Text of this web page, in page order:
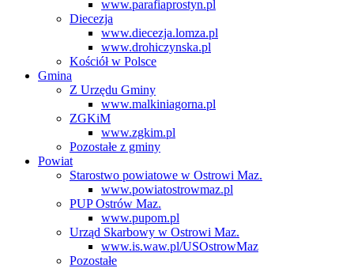
www.parafiaprostyn.pl
Diecezja
www.diecezja.lomza.pl
www.drohiczynska.pl
Kościół w Polsce
Gmina
Z Urzędu Gminy
www.malkiniagorna.pl
ZGKiM
www.zgkim.pl
Pozostałe z gminy
Powiat
Starostwo powiatowe w Ostrowi Maz.
www.powiatostrowmaz.pl
PUP Ostrów Maz.
www.pupom.pl
Urząd Skarbowy w Ostrowi Maz.
www.is.waw.pl/USOstrowMaz
Pozostałe